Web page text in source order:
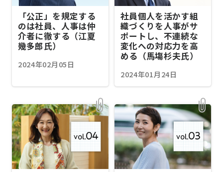
「公正」を規定する
のは社員、人事は仲
介者に徹する（江夏
幾多郎氏）
2024年02月05日
社員個人を活かす組
織づくりを人事がサ
ポートし、不連続な
変化への対応力を高
める（馬塲杉夫氏）
2024年01月24日